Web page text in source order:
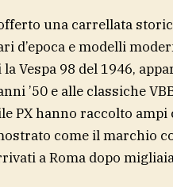
una carrellata
d’epoca e modelli
Vespa 98 del 1946,
’50 e alle classiche
PX hanno raccolto
come il marchio
a Roma dopo